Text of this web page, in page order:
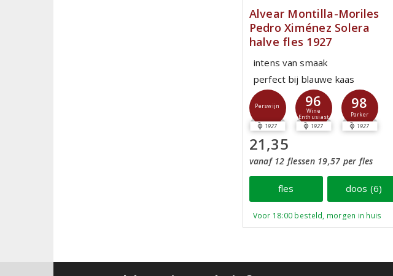
Alvear Montilla-Moriles
Pedro Ximénez Solera
halve fles 1927
intens van smaak
perfect bij blauwe kaas
Perswijn
1927
96
Wine
Enthusiast
1927
98
Parker
1927
21,35
vanaf 12 flessen 19,57 per fles
fles doos (6)
Voor 18:00 besteld, morgen in huis